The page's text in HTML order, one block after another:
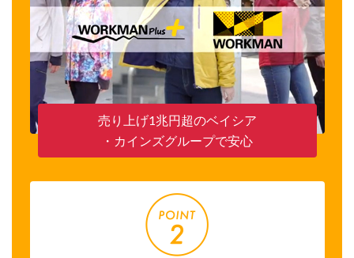
売り上げ1兆円超のベイシア
・カインズグループで安心